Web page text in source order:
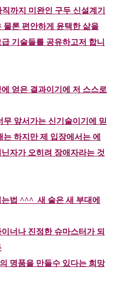
까지 미완인 구두 신설계기
물론 편안하게 윤택한 삶을
기술들를 공유하고저 합니
얻은 결과이기에 저 스스로
앞서가는 신기술이기에 믿
하지만 제 입장에서는 에
자가 오히려 장애자라는 것
법 ^^^ 새 술은 새 부대에
너나 진정한 슈마스터가 되
명품을 만들수 있다는 희망